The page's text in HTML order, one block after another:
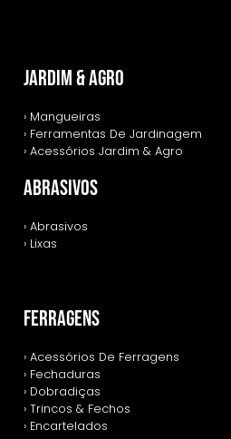
JARDIM & AGRO
› Mangueiras
› Ferramentas De Jardinagem
› Acessórios Jardim & Agro
ABRASIVOS
› Abrasivos
› Lixas
FERRAGENS
› Acessórios De Ferragens
› Fechaduras
› Dobradiças
› Trincos & Fechos
› Encartelados